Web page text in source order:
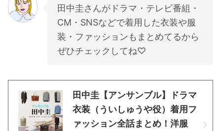
田中圭さんがドラマ・テレビ番組・
CM・SNSなどで着用した衣装や服
装・ファッションもまとめてるから
ぜひチェックしてね♡
田中圭【アンサンブル】ドラマ
衣装（ういしゅうや役）着用フ
ァッション全話まとめ！洋服